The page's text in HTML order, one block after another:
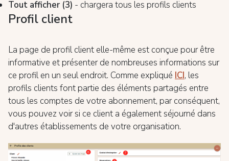
Tout afficher (3) - chargera tous les profils clients
Profil client
La page de profil client elle-même est conçue pour être
informative et présenter de nombreuses informations sur
ce profil en un seul endroit. Comme expliqué ICI, les
profils clients font partie des éléments partagés entre
tous les comptes de votre abonnement, par conséquent,
vous pouvez voir si ce client a également séjourné dans
d'autres établissements de votre organisation.